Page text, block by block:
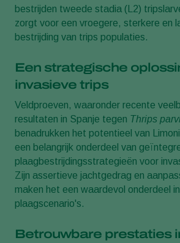
bestrijden tweede stadia (L2)
zorgt voor een vroegere, sterkere en
bestrijding van trips populaties.
Een strategische
invasieve trips
Veldproeven, waaronder recente
resultaten in Spanje tegen Thrips
benadrukken het potentieel van
een belangrijk onderdeel van
plaagbestrijdingsstrategieën voor
Zijn assertieve jachtgedrag en
maken het een waardevol onderdeel
plaagscenario's.
Betrouwbare prestaties